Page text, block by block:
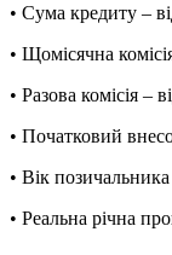
• Сума кредиту –
• Щомісячна
• Разова комісія –
• Початковий
• Вік
• Реальна річна